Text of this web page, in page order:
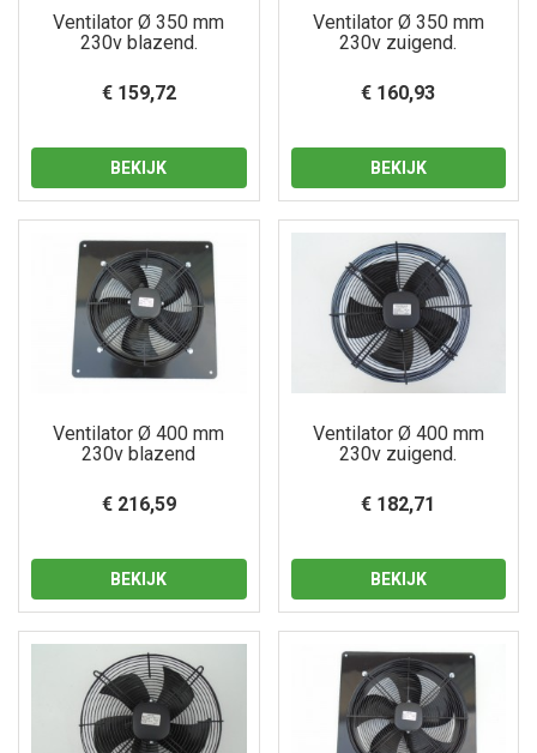
Ventilator Ø 350 mm
230v blazend.
€ 159,72
BEKIJK
Ventilator Ø 350 mm
230v zuigend.
€ 160,93
BEKIJK
Ventilator Ø 400 mm
230v blazend
€ 216,59
BEKIJK
Ventilator Ø 400 mm
230v zuigend.
€ 182,71
BEKIJK